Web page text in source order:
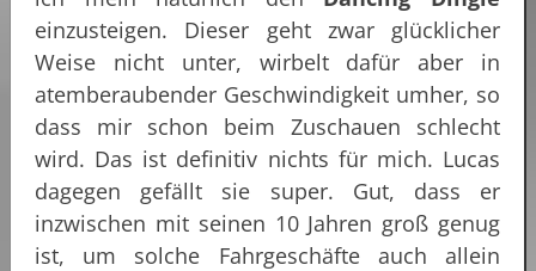
einzusteigen. Dieser geht zwar glücklicher
Weise nicht unter, wirbelt dafür aber in
atemberaubender Geschwindigkeit umher, so
dass mir schon beim Zuschauen schlecht
wird. Das ist definitiv nichts für mich. Lucas
dagegen gefällt sie super. Gut, dass er
inzwischen mit seinen 10 Jahren groß genug
ist, um solche Fahrgeschäfte auch allein